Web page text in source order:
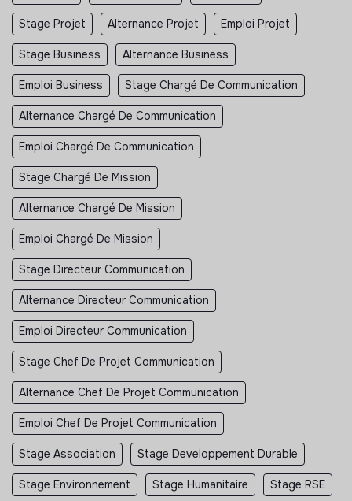
Stage Projet Alternance Projet Emploi Projet
Stage Business Alternance Business
Emploi Business Stage Chargé De Communication
Alternance Chargé De Communication
Emploi Chargé De Communication
Stage Chargé De Mission
Alternance Chargé De Mission
Emploi Chargé De Mission
Stage Directeur Communication
Alternance Directeur Communication
Emploi Directeur Communication
Stage Chef De Projet Communication
Alternance Chef De Projet Communication
Emploi Chef De Projet Communication
Stage Association Stage Developpement Durable
Stage Environnement Stage Humanitaire Stage RSE